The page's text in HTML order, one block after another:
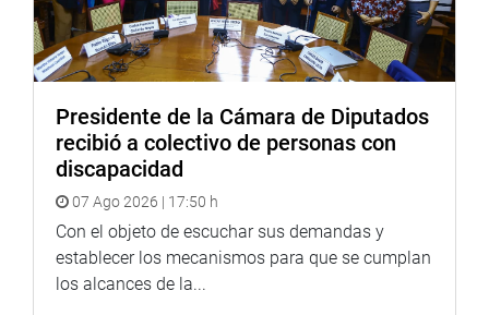
Presidente de la Cámara de Diputados
recibió a colectivo de personas con
discapacidad
07 Ago 2026 | 17:50 h
Con el objeto de escuchar sus demandas y
establecer los mecanismos para que se cumplan
los alcances de la...